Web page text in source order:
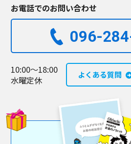
お電話でのお問い合わせ
096-
10:00～18:00
水曜定休
よくある質問